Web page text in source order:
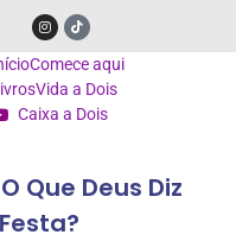
Comece aqui
Vida a Dois
Caixa a Dois
Que Deus Diz